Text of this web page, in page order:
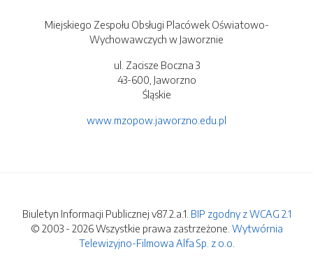
Miejskiego Zespołu Obsługi Placówek Oświatowo-
Wychowawczych w Jaworznie
ul. Zacisze Boczna 3
43-600, Jaworzno
Śląskie
www.mzopow.jaworzno.edu.pl
Biuletyn Informacji Publicznej v87.2.a.1. BIP zgodny z WCAG 2.1
© 2003 - 2026 Wszystkie prawa zastrzeżone. Wytwórnia
Telewizyjno-Filmowa Alfa Sp. z o.o.